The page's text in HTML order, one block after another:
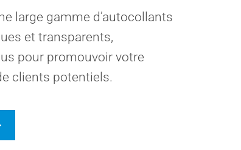
large gamme d’autocollants
et transparents,
pour promouvoir votre
clients potentiels.